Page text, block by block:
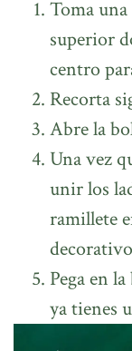
Toma
superior
centro
Recorta
Abre la
Una vez
unir los
ramillete
Pega en
ya tienes